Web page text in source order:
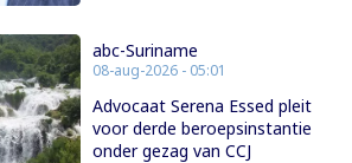
abc-Suriname
08-aug-2026 - 05:01
Advocaat Serena Essed pleit
voor derde beroepsinstantie
onder gezag van CCJ